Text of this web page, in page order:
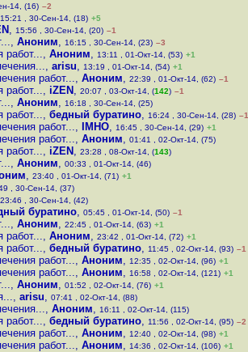
14, (16) –2
15:21 , 30-Сен-14, (18) +5
, 15:56 , 30-Сен-14, (20) –1
, Аноним, 16:15 , 30-Сен-14, (23) –3
работ..., Аноним, 13:11 , 01-Окт-14, (53) +1
, arisu, 13:19 , 01-Окт-14, (54) +1
работ..., Аноним, 22:39 , 01-Окт-14, (62) –1
работ..., iZEN , 20:07 , 03-Окт-14, (142) –1
, Аноним, 16:18 , 30-Сен-14, (25)
работ..., бедный буратино, 16:24 , 30-Сен-14, (28) –1
работ..., IMHO, 16:45 , 30-Сен-14, (29) +1
работ..., Аноним, 01:41 , 02-Окт-14, (75)
работ..., iZEN , 23:28 , 08-Окт-14, (143)
, Аноним, 00:33 , 01-Окт-14, (46)
, 23:40 , 01-Окт-14, (71) +1
, 30-Сен-14, (37)
23:46 , 30-Сен-14, (42)
буратино, 05:45 , 01-Окт-14, (50) –1
, Аноним, 22:45 , 01-Окт-14, (63) +1
работ..., Аноним, 23:42 , 01-Окт-14, (72) +1
работ..., бедный буратино, 11:45 , 02-Окт-14, (93) –1
работ..., Аноним, 12:35 , 02-Окт-14, (96) +1
работ..., Аноним, 16:58 , 02-Окт-14, (121) +1
, Аноним, 01:52 , 02-Окт-14, (76) +1
, arisu, 07:41 , 02-Окт-14, (88)
, Аноним, 16:11 , 02-Окт-14, (115)
работ..., бедный буратино, 11:56 , 02-Окт-14, (95) –2
работ..., Аноним, 12:40 , 02-Окт-14, (98) +1
работ..., Аноним, 14:36 , 02-Окт-14, (106) +1